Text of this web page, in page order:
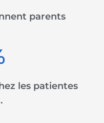
parents
les patientes